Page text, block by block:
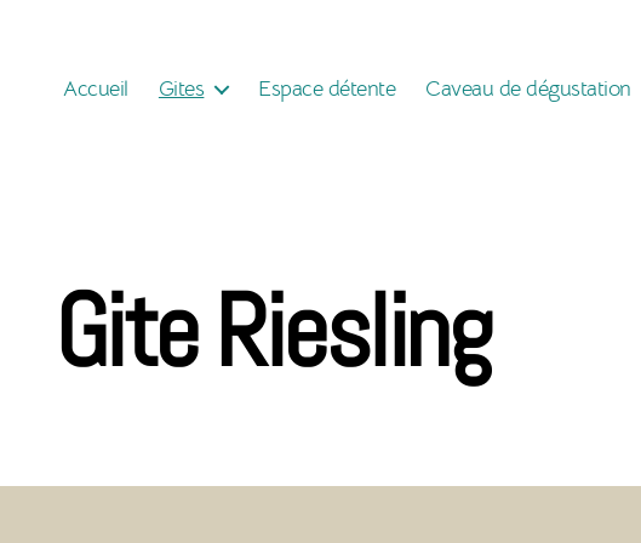
Accueil Gites Espace détente Caveau de dégustation
Gite Riesling